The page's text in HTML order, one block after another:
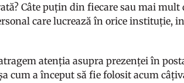
Câte puțin din fiecare sau mai mult
care lucrează în orice instituție,
atenția asupra prezenței în
cum a început să fie folosit acum